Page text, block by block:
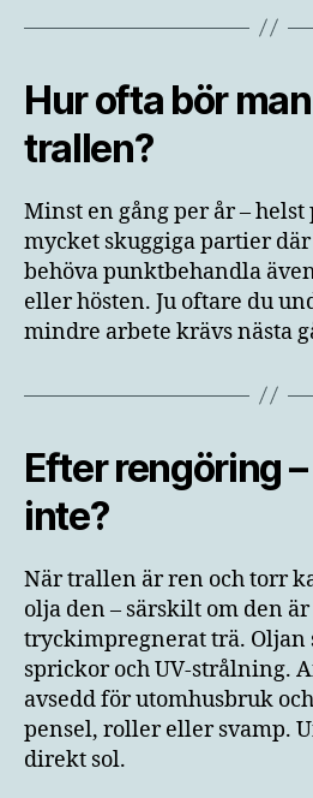
Hur ofta bör
trallen?
Minst en gång per år –
mycket skuggiga partier
behöva punktbehandla
eller hösten. Ju oftare du
mindre arbete krävs nästa
Efter rengöring
inte?
När trallen är ren och torr
olja den – särskilt om den
tryckimpregnerat trä. Oljan
sprickor och UV-strålning.
avsedd för utomhusbruk
pensel, roller eller svamp.
direkt sol.